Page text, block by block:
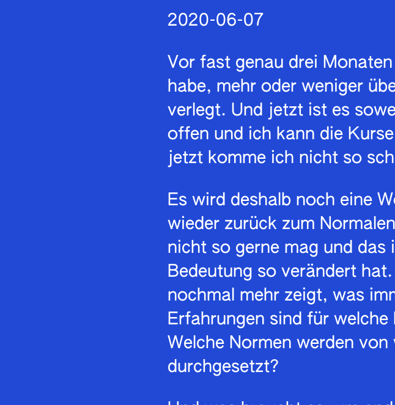
2020-06-07
Vor fast genau drei
habe, mehr oder weniger
verlegt. Und jetzt ist es
offen und ich kann die
jetzt komme ich nicht so
Es wird deshalb noch eine
wieder zurück zum
nicht so gerne mag und das
Bedeutung so verändert
nochmal mehr zeigt, was
Erfahrungen sind für
Welche Normen werden
durchgesetzt?